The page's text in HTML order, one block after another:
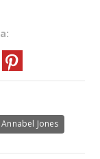
Annabel Jones